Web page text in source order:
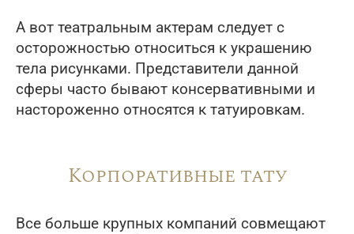
А вот театральным актерам следует с
осторожностью относиться к украшению
тела рисунками. Представители данной
сферы часто бывают консервативными и
настороженно относятся к татуировкам.
Корпоративные тату
Все больше крупных компаний совмещают